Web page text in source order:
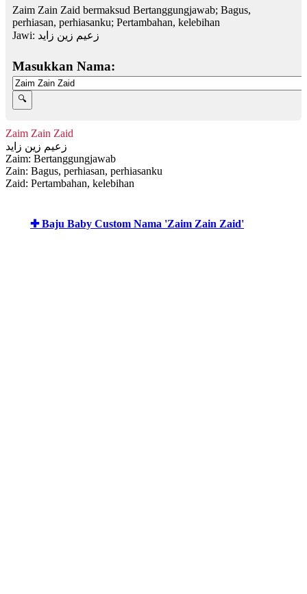
Zaim Zain Zaid bermaksud Bertanggungjawab; Bagus,
perhiasan, perhiasanku; Pertambahan, kelebihan
Jawi: زعيم زين زايد
Masukkan Nama:
Zaim Zain Zaid
زعيم زين زايد
Zaim: Bertanggungjawab
Zain: Bagus, perhiasan, perhiasanku
Zaid: Pertambahan, kelebihan
✚ Baju Baby Custom Nama 'Zaim Zain Zaid'